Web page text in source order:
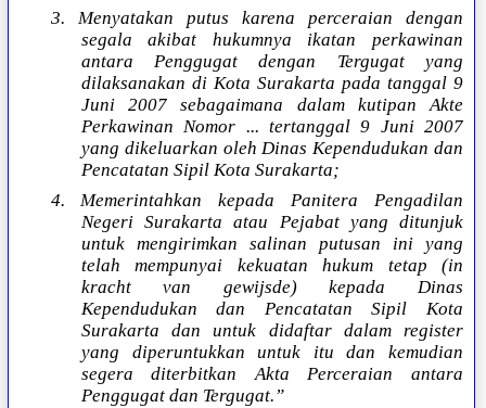
3. Menyatakan putus karena perceraian dengan
segala akibat hukumnya ikatan perkawinan
antara Penggugat dengan Tergugat yang
dilaksanakan di Kota Surakarta pada tanggal 9
Juni 2007 sebagaimana dalam kutipan Akte
Perkawinan Nomor ... tertanggal 9 Juni 2007
yang dikeluarkan oleh Dinas Kependudukan dan
Pencatatan Sipil Kota Surakarta;
4. Memerintahkan kepada Panitera Pengadilan
Negeri Surakarta atau Pejabat yang ditunjuk
untuk mengirimkan salinan putusan ini yang
telah mempunyai kekuatan hukum tetap (in
kracht van gewijsde) kepada Dinas
Kependudukan dan Pencatatan Sipil Kota
Surakarta dan untuk didaftar dalam register
yang diperuntukkan untuk itu dan kemudian
segera diterbitkan Akta Perceraian antara
Penggugat dan Tergugat.”